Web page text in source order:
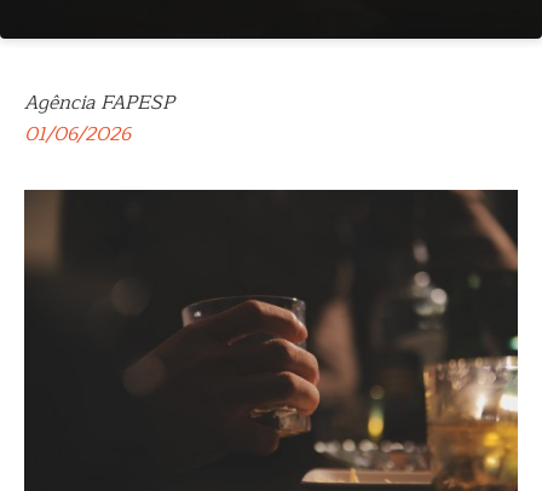
Agência FAPESP
01/06/2026